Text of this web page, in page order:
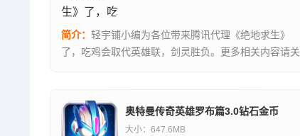
简介： 轻宇铺小编为各位带来腾讯代理《绝地求生》
了，吃鸡会取代英雄联，剑灵胜负。更多相关内容请关
奥特曼传奇英雄罗布篇3.0钻石金币
大小：647.6MB